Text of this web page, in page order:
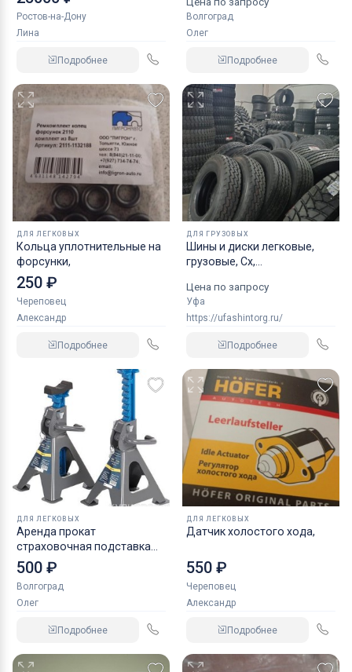
Ростов-на-Дону
Лина
Подробнее
Волгоград
Олег
Подробнее
ДЛЯ ЛЕГКОВЫХ
Кольца уплотнительные на
форсунки,
250 ₽
Череповец
Александр
Подробнее
ДЛЯ ГРУЗОВЫХ
Шины и диски легковые,
грузовые, Сх,
Цена по запросу
Уфа
https://ufashintorg.ru/
Подробнее
ДЛЯ ЛЕГКОВЫХ
Аренда прокат
страховочная подставка
NORDBERG 2 т
500 ₽
Волгоград
Олег
Подробнее
ДЛЯ ЛЕГКОВЫХ
Датчик холостого хода,
550 ₽
Череповец
Александр
Подробнее